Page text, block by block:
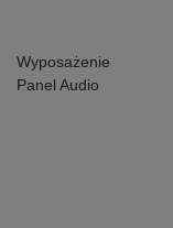
Wyposażenie
Panel Audio